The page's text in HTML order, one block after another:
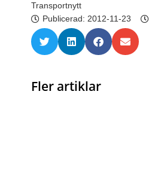
Transportnytt
Publicerad: 2012-11-23
Fler artiklar